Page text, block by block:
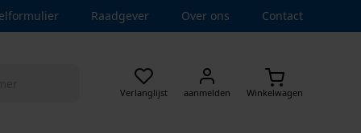
Raadgever Over ons Contact
Verlanglijst aanmelden Winkelwagen